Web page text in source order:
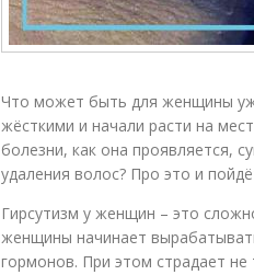
Что может быть для женщины
жёсткими и начали расти на
болезни, как она проявляется,
удаления волос? Про это и
Гирсутизм у женщин – это
женщины начинает
гормонов. При этом страдает не